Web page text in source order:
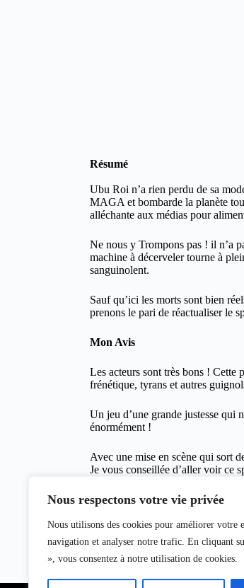
Nous respectons votre vie privée
Nous utilisons des cookies pour améliorer votre
navigation et analyser notre trafic. En cliquant
», vous consentez à notre utilisation de cookies.
Résumé
Ubu Roi n’a rien perdu de sa
MAGA et bombarde la planète
alléchante aux médias pour
Ne nous y Trompons pas ! il n’a
machine à décerveler tourne à
sanguinolent.
Sauf qu’ici les morts sont bien
prenons le pari de réactualiser le
Mon Avis
Les acteurs sont très bons ! Cette
frénétique, tyrans et autres
Un jeu d’une grande justesse qui
énormément !
Avec une mise en scène qui sort
Je vous conseillée d’aller voir ce
La Factory: Espace Roseau
Hugues Marcouyau, le 11 juillet
Autres articlesà découvrir